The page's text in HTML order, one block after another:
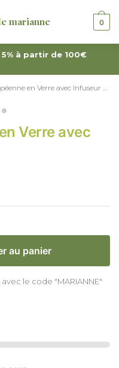
0
à partir de 100€
en Verre avec Infuseur 800ML
Verre avec
au panier
le code "MARIANNE"